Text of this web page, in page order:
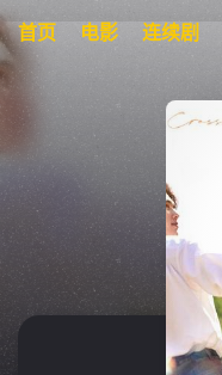
首页 电影 连续剧